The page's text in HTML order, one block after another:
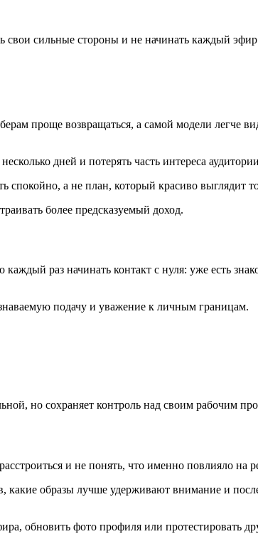
свои сильные стороны и не начинать каждый эфир
проще возвращаться, а самой модели легче
дней и потерять часть интереса
спокойно, а не план, который красиво выглядит
более предсказуемый доход.
раз начинать контакт с нуля: уже есть
подачу и уважение к личным границам.
но сохраняет контроль над своим рабочим
и не понять, что именно повлияло на
какие образы лучше удерживают внимание и
обновить фото профиля или протестировать